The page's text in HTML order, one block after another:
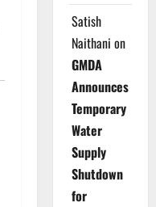
Satish
Naithani on
GMDA
Announces
Temporary
Water
Supply
Shutdown
for